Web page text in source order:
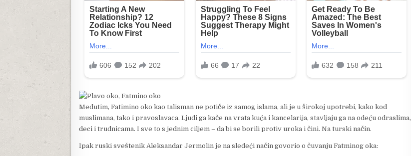
Međutim, Fatimino oko kao talisman ne potiče iz samog islama, ali je u širokoj upotrebi, kako kod
muslimana, tako i pravoslavaca. Ljudi ga kače na vrata kuća i kancelarija, stavljaju ga na odeću odraslima,
deci i trudnicama. I sve to s jednim ciljem – da bi se borili protiv uroka i čini. Na turski način.
Ipak ruski sveštenik Aleksandar Jermolin je na sledeći način govorio o čuvanju Fatminog oka: